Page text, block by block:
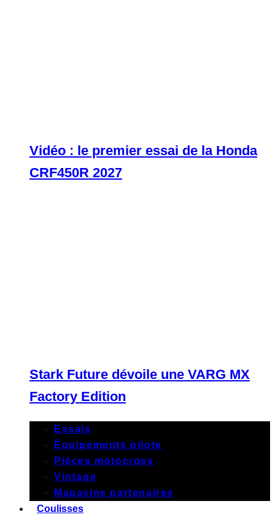
Vidéo : le premier essai de la Honda
CRF450R 2027
Stark Future dévoile une VARG MX
Factory Edition
Essais
Équipements pilote
Pièces motocross
Vintage
Magasins partenaires
Coulisses